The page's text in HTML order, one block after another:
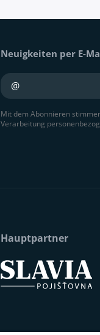
Neuigkeiten per E-
Ihre E-Mail
Mit dem Abonnieren
Verarbeitung
Hauptpartner